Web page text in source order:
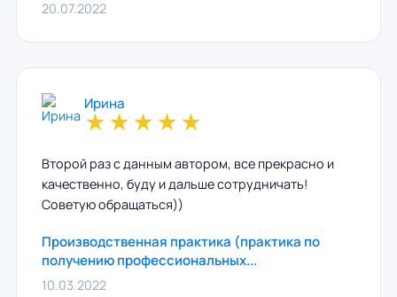
20.07.2022
Ирина
★★★★★
Второй раз с данным автором, все прекрасно и
качественно, буду и дальше сотрудничать!
Советую обращаться))
Производственная практика (практика по
получению профессиональных...
10.03.2022